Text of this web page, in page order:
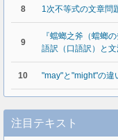
8 1次不等式の文章問
9
『蟷螂之斧（蟷螂
語訳（口語訳）と
10 "may"と"might"の違
注目テキスト